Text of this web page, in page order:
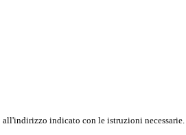
all'indirizzo indicato con le istruzioni necessarie.